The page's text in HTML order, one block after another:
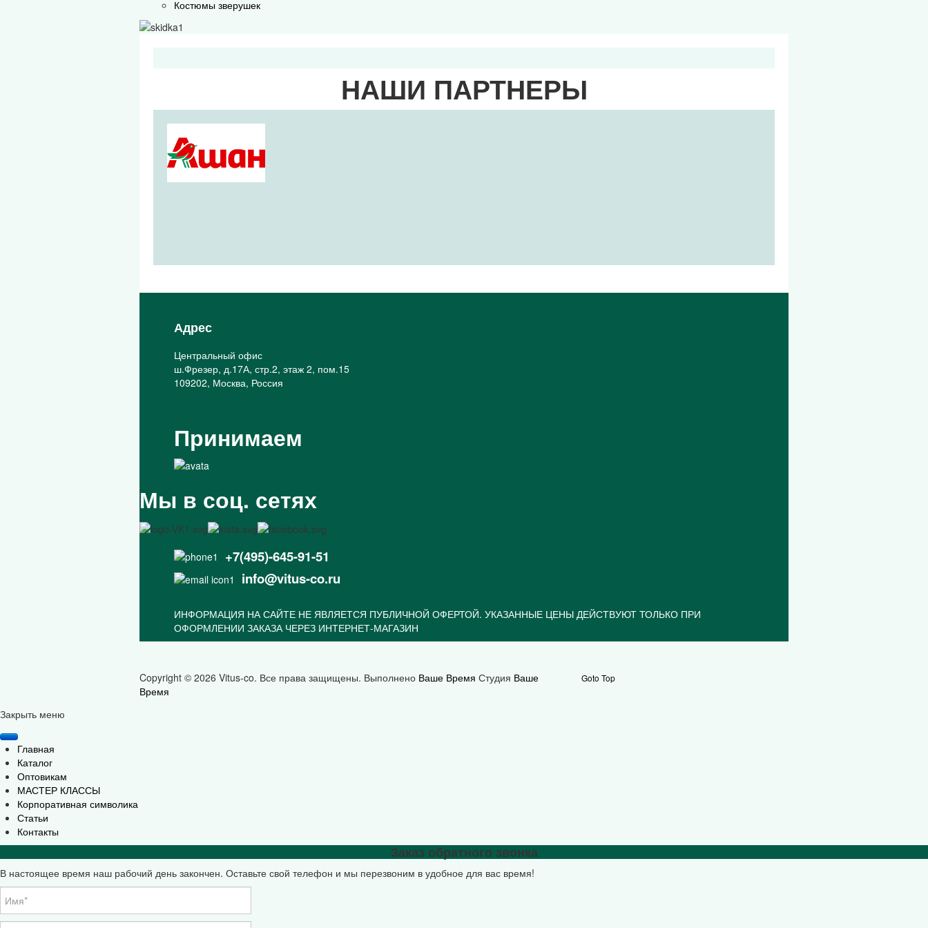
Костюмы зверушек
НАШИ ПАРТНЕРЫ
Адрес
Центральный офис
ш.Фрезер, д.17А, стр.2, этаж 2, пом.15
109202, Москва, Россия
Принимаем
Мы в соц. сетях
+7(495)-645-91-51
info@vitus-co.ru
ИНФОРМАЦИЯ НА САЙТЕ НЕ ЯВЛЯЕТСЯ ПУБЛИЧНОЙ ОФЕРТОЙ. УКАЗАННЫЕ ЦЕНЫ ДЕЙСТВУЮТ ТОЛЬКО ПРИ
ОФОРМЛЕНИИ ЗАКАЗА ЧЕРЕЗ ИНТЕРНЕТ-МАГАЗИН
Copyright © 2026 Vitus-co. Все права защищены. Выполнено Ваше Время Студия Ваше
Время
Goto Top
Закрыть меню
Главная
Каталог
Оптовикам
МАСТЕР КЛАССЫ
Корпоративная символика
Статьи
Контакты
Заказ обратного звонка
В настоящее время наш рабочий день закончен. Оставьте свой телефон и мы перезвоним в удобное для вас время!